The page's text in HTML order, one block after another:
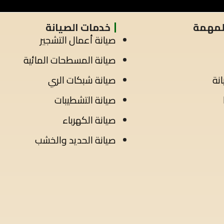
خدمات الصيانة
صيانة أعمال التشجير
صيانة المسطحات المائية
صيانة شبكات الري
صيانة التشطيبات
صيانة الكهرباء
صيانة الحديد والخشب